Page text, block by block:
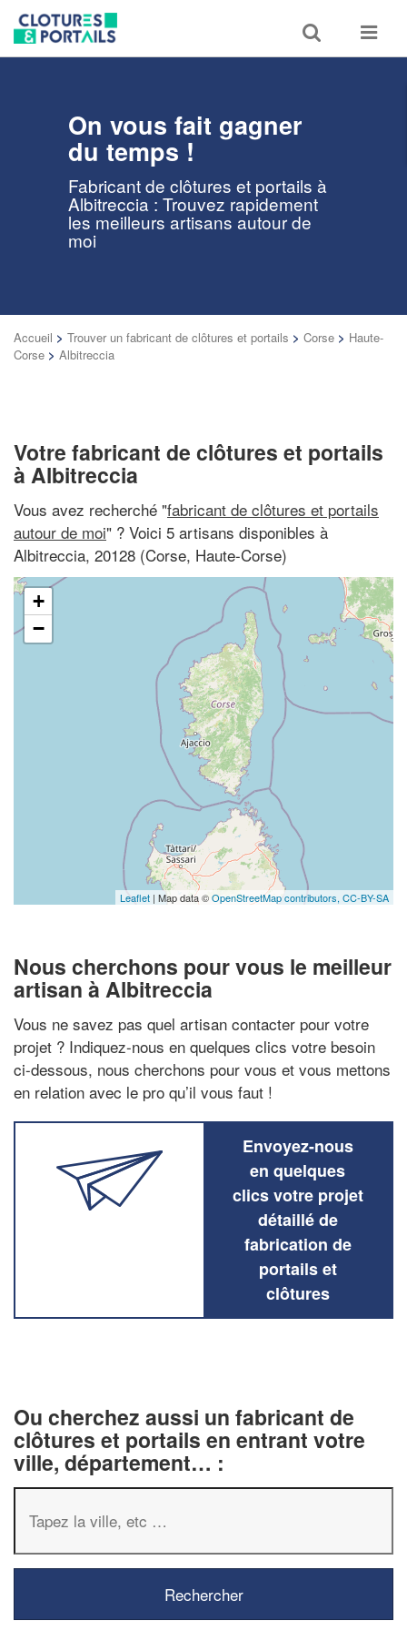
Toggle
search
Toggle
On vous fait gagner
du temps !
Fabricant de clôtures et portails à
Albitreccia : Trouvez rapidement
les meilleurs artisans autour de
moi
Accueil > Trouver un fabricant de clôtures et portails > Corse > Haute-
Corse > Albitreccia
Votre fabricant de clôtures et portails
à Albitreccia
Vous avez recherché "fabricant de clôtures et portails
autour de moi" ? Voici 5 artisans disponibles à
Albitreccia, 20128 (Corse, Haute-Corse)
+
−
Leaflet | Map data ©OpenStreetMap contributors, CC-BY-SA
Nous cherchons pour vous le meilleur
artisan à Albitreccia
Vous ne savez pas quel artisan contacter pour votre
projet ? Indiquez-nous en quelques clics votre besoin
ci-dessous, nous cherchons pour vous et vous mettons
en relation avec le pro qu’il vous faut !
Envoyez-nous
en quelques
clics votre projet
détaillé de
fabrication de
portails et
clôtures
Ou cherchez aussi un fabricant de
clôtures et portails en entrant votre
ville, département… :